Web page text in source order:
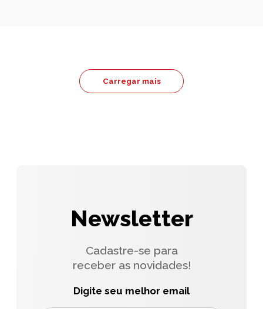
Carregar mais
Newsletter
Cadastre-se para
receber as novidades!
Digite seu melhor email